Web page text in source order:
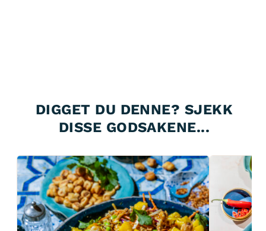
DIGGET DU DENNE? SJEKK
DISSE GODSAKENE...